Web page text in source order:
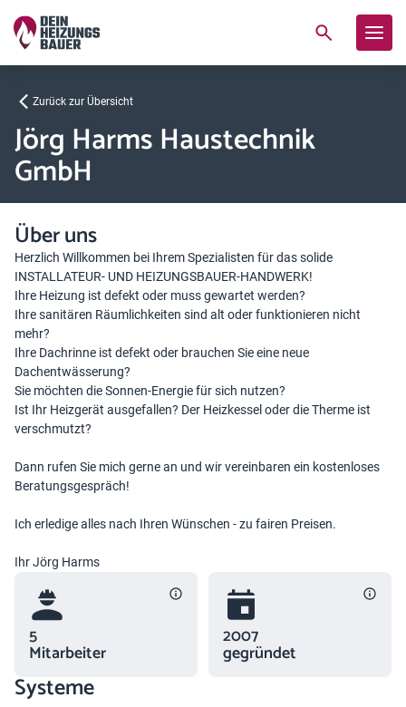
Zurück zur Übersicht
Jörg Harms Haustechnik
GmbH
Über uns
Herzlich Willkommen bei Ihrem Spezialisten für das solide
INSTALLATEUR- UND HEIZUNGSBAUER-HANDWERK!
Ihre Heizung ist defekt oder muss gewartet werden?
Ihre sanitären Räumlichkeiten sind alt oder funktionieren nicht
mehr?
Ihre Dachrinne ist defekt oder brauchen Sie eine neue
Dachentwässerung?
Sie möchten die Sonnen-Energie für sich nutzen?
Ist Ihr Heizgerät ausgefallen? Der Heizkessel oder die Therme ist
verschmutzt?
Dann rufen Sie mich gerne an und wir vereinbaren ein kostenloses
Beratungsgespräch!
Ich erledige alles nach Ihren Wünschen - zu fairen Preisen.
Ihr Jörg Harms
5
Mitarbeiter
2007
gegründet
Systeme